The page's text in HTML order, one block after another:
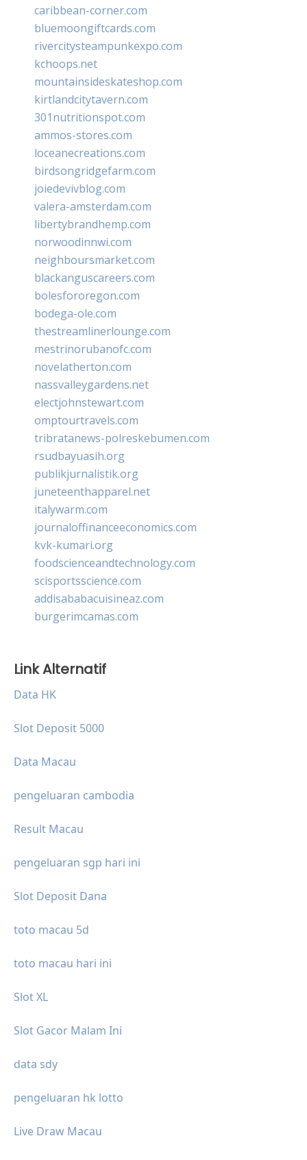
caribbean-corner.com
bluemoongiftcards.com
rivercitysteampunkexpo.com
kchoops.net
mountainsideskateshop.com
kirtlandcitytavern.com
301nutritionspot.com
ammos-stores.com
loceanecreations.com
birdsongridgefarm.com
joiedevivblog.com
valera-amsterdam.com
libertybrandhemp.com
norwoodinnwi.com
neighboursmarket.com
blackanguscareers.com
bolesfororegon.com
bodega-ole.com
thestreamlinerlounge.com
mestrinorubanofc.com
novelatherton.com
nassvalleygardens.net
electjohnstewart.com
omptourtravels.com
tribratanews-polreskebumen.com
rsudbayuasih.org
publikjurnalistik.org
juneteenthapparel.net
italywarm.com
journaloffinanceeconomics.com
kvk-kumari.org
foodscienceandtechnology.com
scisportsscience.com
addisababacuisineaz.com
burgerimcamas.com
Link Alternatif
Data HK
Slot Deposit 5000
Data Macau
pengeluaran cambodia
Result Macau
pengeluaran sgp hari ini
Slot Deposit Dana
toto macau 5d
toto macau hari ini
Slot XL
Slot Gacor Malam Ini
data sdy
pengeluaran hk lotto
Live Draw Macau